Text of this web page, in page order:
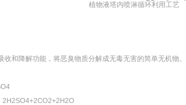
植物液塔内喷淋循环利用工艺
和降解功能，将恶臭物质分解成无毒无害的简单无机物。